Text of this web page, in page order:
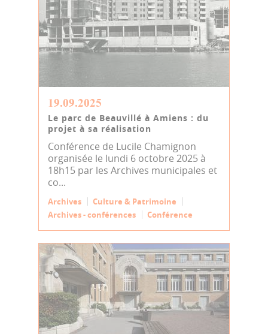
19.09.2025
Le parc de Beauvillé à Amiens : du
projet à sa réalisation
Conférence de Lucile Chamignon
organisée le lundi 6 octobre 2025 à
18h15 par les Archives municipales et
co...
Archives
Culture & Patrimoine
Archives - conférences
Conférence